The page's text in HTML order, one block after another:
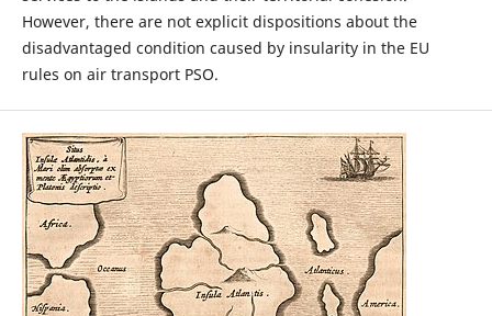
However, there are not explicit dispositions about the
disadvantaged condition caused by insularity in the EU
rules on air transport PSO.